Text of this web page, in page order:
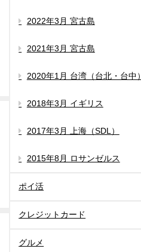
2022年3月 宮古島
2021年3月 宮古島
2020年1月 台湾（台北・台中）
2018年3月 イギリス
2017年3月 上海（SDL）
2015年8月 ロサンゼルス
ポイ活
クレジットカード
グルメ